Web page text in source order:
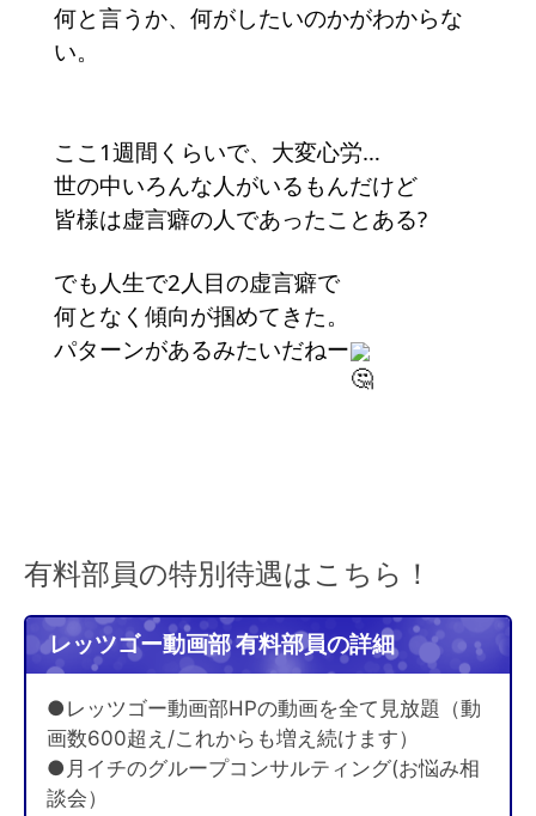
何と言うか、何がしたいのかがわからな
い。
ここ1週間くらいで、大変心労…
世の中いろんな人がいるもんだけど
皆様は虚言癖の人であったことある?
でも人生で2人目の虚言癖で
何となく傾向が掴めてきた。
パターンがあるみたいだねー
有料部員の特別待遇はこちら！
レッツゴー動画部 有料部員の詳細
●レッツゴー動画部HPの動画を全て見放題（動
画数600超え/これからも増え続けます）
●月イチのグループコンサルティング(お悩み相
談会）